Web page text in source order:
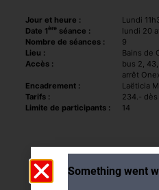
Jour et heure :
Lundi
Date 1èreséance :
lundi 20
Nombre de séances :
9
Lieu :
Bains de
Accès :
bus 2,
arrêt
Encadrement :
Laëticia
Tarifs :
234.-
Limite de participants :
14